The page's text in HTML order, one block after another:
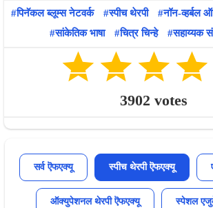
पिनॅकल ब्लूम्स नेटवर्क स्पीच थेरपी नॉन-व्हर्बल
सांकेतिक भाषा
चित्र चिन्हे सहाय्यक
3902 votes
सर्व ऎफएक्यू स्पीच थेरपी ऎफएक्यू
ऑक्युपेशनल थेरपी ऎफएक्यू स्पेशल